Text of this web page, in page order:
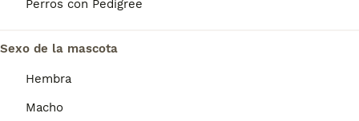
Perros con Pedigree
Sexo de la mascota
Hembra
Macho
aproximadamente 880€, aunque los precios
ubicación.
¿Cómo es el carácter de